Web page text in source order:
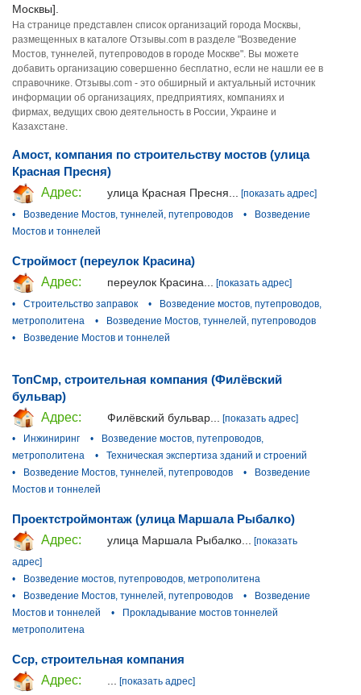
Москвы].
На странице представлен список организаций города Москвы,
размещенных в каталоге Отзывы.com в разделе "Возведение
Мостов, туннелей, путепроводов в городе Москве". Вы можете
добавить организацию совершенно бесплатно, если не нашли ее в
справочнике. Отзывы.com - это обширный и актуальный источник
информации об организациях, предприятиях, компаниях и
фирмах, ведущих свою деятельность в России, Украине и
Казахстане.
Амост, компания по строительству мостов (улица
Красная Пресня)
Адрес:
улица Красная Пресня...
[показать адрес]
•
Возведение Мостов, туннелей, путепроводов •
Возведение
Мостов и тоннелей
Строймост (переулок Красина)
Адрес:
переулок Красина...
[показать адрес]
•
Строительство заправок •
Возведение мостов, путепроводов,
метрополитена
•
Возведение Мостов, туннелей, путепроводов
•
Возведение Мостов и тоннелей
ТопСмр, строительная компания (Филёвский
бульвар)
Адрес:
Филёвский бульвар...
[показать адрес]
•
Инжиниринг •
Возведение мостов, путепроводов,
метрополитена
•
Техническая экспертиза зданий и строений
•
Возведение Мостов, туннелей, путепроводов •
Возведение
Мостов и тоннелей
Проектстроймонтаж (улица Маршала Рыбалко)
Адрес:
улица Маршала Рыбалко... [показать
адрес]
•
Возведение мостов, путепроводов, метрополитена
•
Возведение Мостов, туннелей, путепроводов •
Возведение
Мостов и тоннелей
•
Прокладывание мостов тоннелей
метрополитена
Сср, строительная компания
Адрес:
[показать адрес]